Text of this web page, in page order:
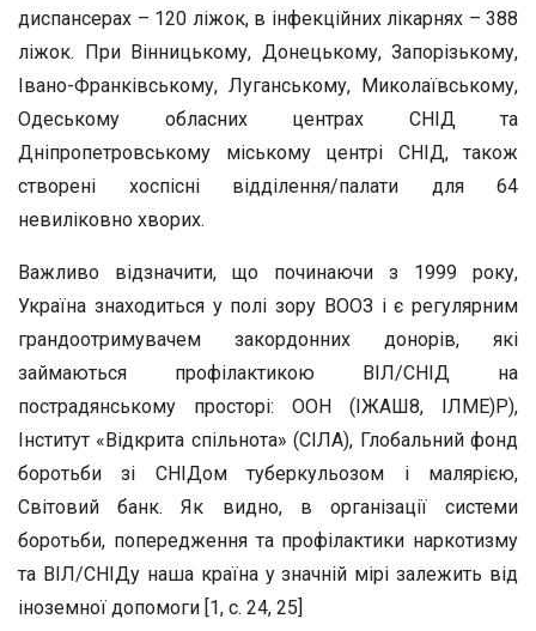
диспансерах – 120 ліжок, в інфекційних лікарнях – 388
ліжок. При Вінницькому, Донецькому, Запорізькому,
Івано-Франківському, Луганському, Миколаївському,
Одеському обласних центрах СНІД та
Дніпропетровському міському центрі СНІД, також
створені хоспісні відділення/палати для 64
невиліковно хворих.
Важливо відзначити, що починаючи з 1999 року,
Україна знаходиться у полі зору ВООЗ і є регулярним
грандоотримувачем закордонних донорів, які
займаються профілактикою ВІЛ/СНІД на
пострадянському просторі: ООН (ІЖАШ8, ІЛМЕ)Р),
Інститут «Відкрита спільнота» (СІЛА), Глобальний фонд
боротьби зі СНІДом туберкульозом і малярією,
Світовий банк. Як видно, в організації системи
боротьби, попередження та профілактики наркотизму
та ВІЛ/СНІДу наша країна у значній мірі залежить від
іноземної допомоги [1, с. 24, 25]